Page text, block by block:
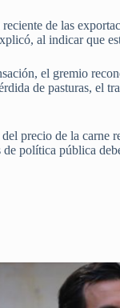
de las
al indicar que
el gremio
de pasturas, el
precio de la carne
política pública